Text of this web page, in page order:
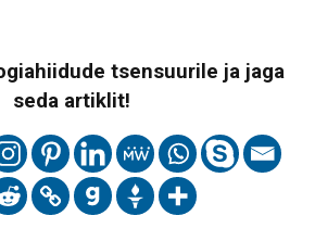
tsensuurile ja jaga
seda artiklit!